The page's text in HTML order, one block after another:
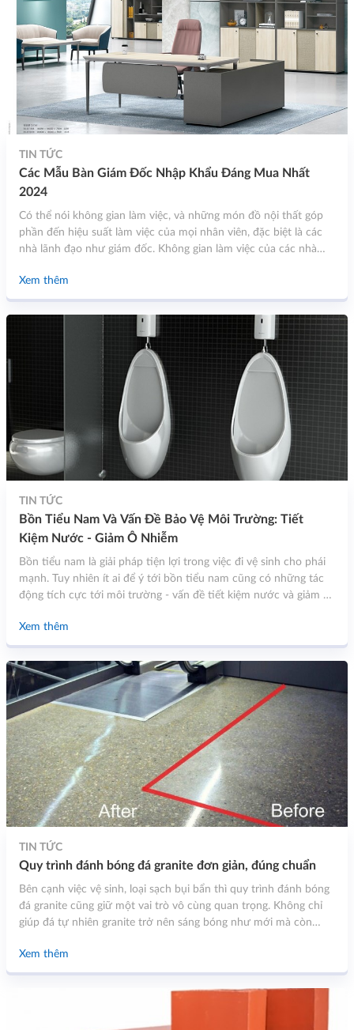
TIN TỨC
Các Mẫu Bàn Giám Đốc Nhập Khẩu Đáng Mua Nhất
2024
Có thể nói không gian làm việc, và những món đồ nội thất góp
phần đến hiệu suất làm việc của mọi nhân viên, đặc biệt là các
nhà lãnh đạo như giám đốc. Không gian làm việc của các nhà
phòng như bàn văn phòng, ghế, tủ tài liệu…
Xem thêm
TIN TỨC
Bồn Tiểu Nam Và Vấn Đề Bảo Vệ Môi Trường: Tiết
Kiệm Nước - Giảm Ô Nhiễm
Bồn tiểu nam là giải pháp tiện lợi trong việc đi vệ sinh cho phái
mạnh. Tuy nhiên ít ai để ý tới bồn tiểu nam cũng có những tác
động tích cực tới môi trường - vấn đề tiết kiệm nước và giảm ô
Xem thêm
TIN TỨC
Quy trình đánh bóng đá granite đơn giản, đúng chuẩn
Bên cạnh việc vệ sinh, loại sạch bụi bẩn thì quy trình đánh bóng
đá granite cũng giữ một vai trò vô cùng quan trọng. Không chỉ
giúp đá tự nhiên granite trở nên sáng bóng như mới mà còn
hữu ích khác, quý khách hàng đừng bỏ lỡ bất kỳ nội dung thông
tin nào dưới đây.
Xem thêm